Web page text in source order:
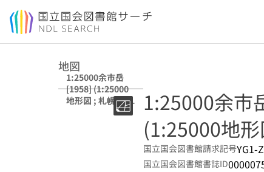
本文へ移動
地図
1:25000余市岳
[1958] (1:25000
地形図 ; 札幌 14号
1:25000余市
(1:25000地
国立国会図書館請求記号YG1-
国立国会図書館書誌ID